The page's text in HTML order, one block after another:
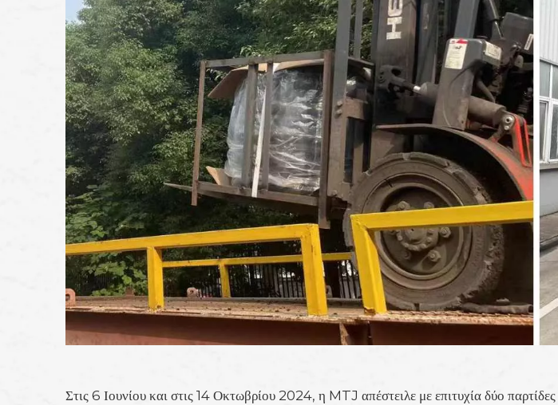
Στις 6 Ιουνίου και στις 14 Οκτωβρίου 2024, η MTJ απέστειλε με επιτυχία δύο